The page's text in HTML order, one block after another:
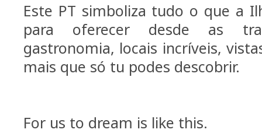
Este PT simboliza tudo o que a
para oferecer desde as
gastronomia, locais incríveis,
mais que só tu podes descobrir.
For us to dream is like this.